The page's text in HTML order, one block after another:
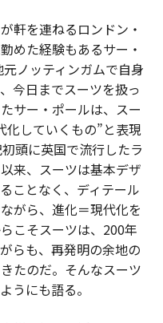
軒を連ねるロンドン・
めた経験もあるサー・
ノッティンガムで自身
今日までスーツを扱っ
サー・ポールは、スー
化していくもの”と表現
頭に英国で流行したラ
来、スーツは基本デザ
ことなく、ディテール
がら、進化＝現代化を
こそスーツは、200年
らも、再発明の余地の
たのだ。そんなスーツ
うにも語る。